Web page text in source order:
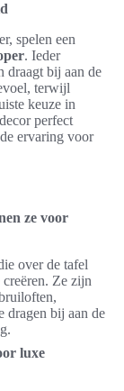
spelen een
. Ieder
draagt bij aan de
terwijl
keuze in
perfect
ervaring voor
ze voor
over de tafel
Ze zijn
dragen bij aan de
luxe